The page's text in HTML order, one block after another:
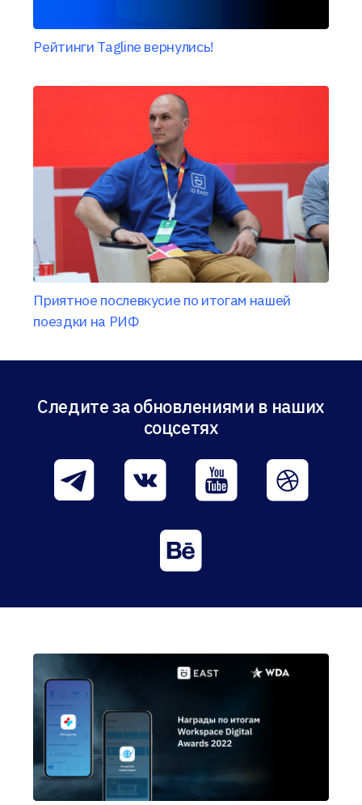
Рейтинги Tagline вернулись!
Приятное послевкусие по итогам нашей
поездки на РИФ
Следите за обновлениями в наших
соцсетях